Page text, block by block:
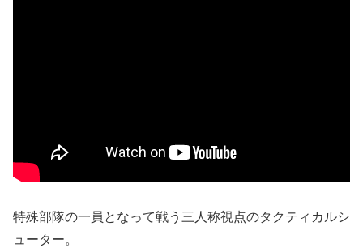
特殊部隊の一員となって戦う三人称視点のタクティカルシ
ューター。